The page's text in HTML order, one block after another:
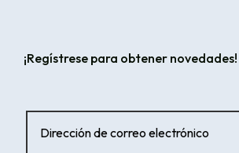
¡Regístrese para obtener novedades!